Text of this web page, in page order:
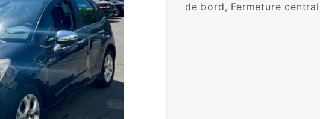
de bord, Fermeture